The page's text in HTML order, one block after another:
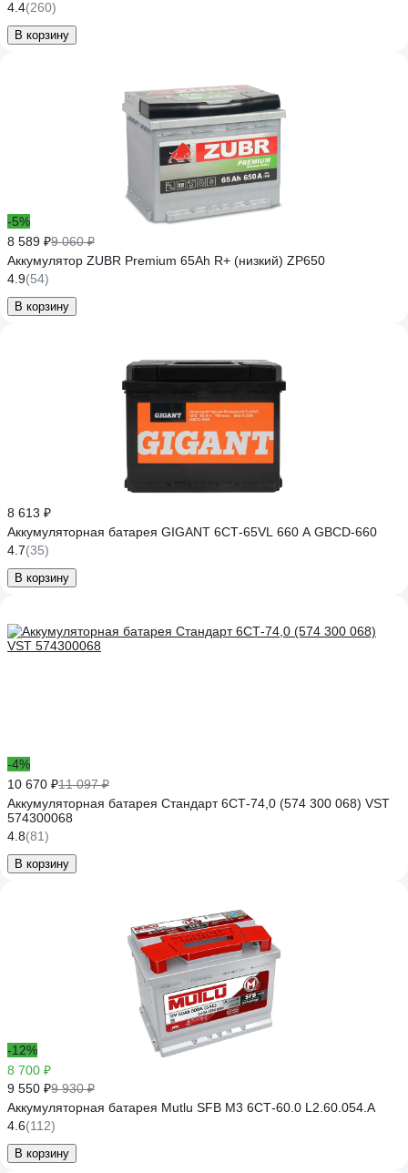
4.4(260)
В корзину
-5%
8 589 ₽9 060 ₽
Аккумулятор ZUBR Premium 65Ah R+ (низкий) ZP650
4.9(54)
В корзину
8 613 ₽
Аккумуляторная батарея GIGANT 6СТ-65VL 660 A GBCD-660
4.7(35)
В корзину
-4%
10 670 ₽11 097 ₽
Аккумуляторная батарея Стандарт 6СТ-74,0 (574 300 068) VST
574300068
4.8(81)
В корзину
-12%
8 700 ₽
9 550 ₽9 930 ₽
Аккумуляторная батарея Mutlu SFB M3 6СТ-60.0 L2.60.054.A
4.6(112)
В корзину